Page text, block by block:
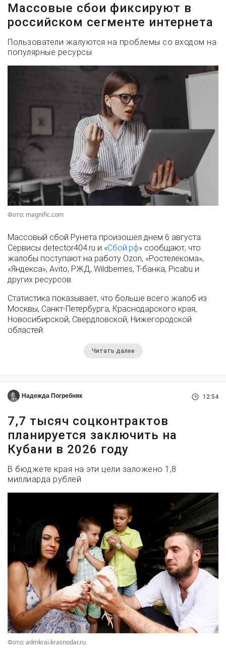
Массовые сбои фиксируют в
российском сегменте интернета
Пользователи жалуются на проблемы со входом на
популярные ресурсы
Фото: magnific.com
Массовый сбой Рунета произошел днем 6 августа.
Сервисы detector404.ru и «Сбой.рф» сообщают, что
жалобы поступают на работу Ozon, «Ростелекома»,
«Яндекса», Avito, РЖД, Wildberries, Т-банка, Picabu и
других ресурсов.
Статистика показывает, что больше всего жалоб из
Москвы, Санкт-Петербурга, Краснодарского края,
Новосибирской, Свердловской, Нижегородской
областей.
Читать далее
Надежда Погребняк 12:54
7,7 тысяч соцконтрактов
планируется заключить на
Кубани в 2026 году
В бюджете края на эти цели заложено 1,8
миллиарда рублей
Фото: admkrai.krasnodar.ru